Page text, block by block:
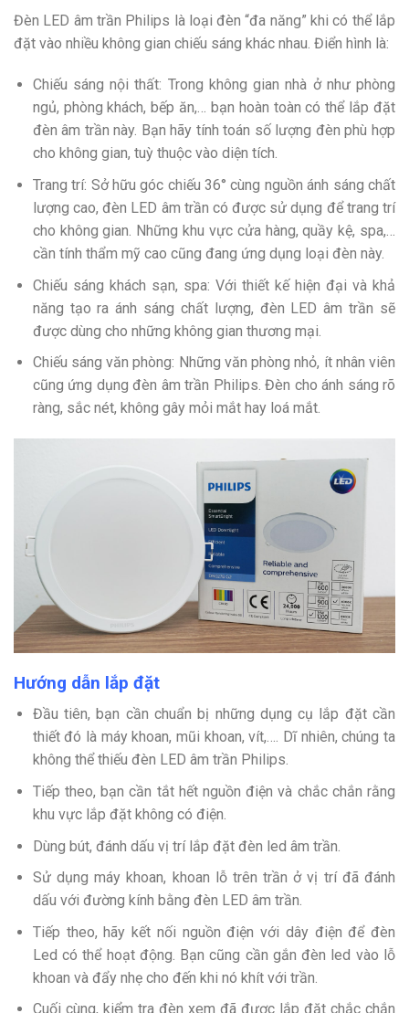
Đèn LED âm trần Philips là loại đèn “đa năng” khi có thể lắp
đặt vào nhiều không gian chiếu sáng khác nhau. Điển hình là:
Chiếu sáng nội thất: Trong không gian nhà ở như phòng
ngủ, phòng khách, bếp ăn,… bạn hoàn toàn có thể lắp đặt
đèn âm trần này. Bạn hãy tính toán số lượng đèn phù hợp
cho không gian, tuỳ thuộc vào diện tích.
Trang trí: Sở hữu góc chiếu 36° cùng nguồn ánh sáng chất
lượng cao, đèn LED âm trần có được sử dụng để trang trí
cho không gian. Những khu vực cửa hàng, quầy kệ, spa,…
cần tính thẩm mỹ cao cũng đang ứng dụng loại đèn này.
Chiếu sáng khách sạn, spa: Với thiết kế hiện đại và khả
năng tạo ra ánh sáng chất lượng, đèn LED âm trần sẽ
được dùng cho những không gian thương mại.
Chiếu sáng văn phòng: Những văn phòng nhỏ, ít nhân viên
cũng ứng dụng đèn âm trần Philips. Đèn cho ánh sáng rõ
ràng, sắc nét, không gây mỏi mắt hay loá mắt.
Hướng dẫn lắp đặt
Đầu tiên, bạn cần chuẩn bị những dụng cụ lắp đặt cần
thiết đó là máy khoan, mũi khoan, vít,…. Dĩ nhiên, chúng ta
không thể thiếu đèn LED âm trần Philips.
Tiếp theo, bạn cần tắt hết nguồn điện và chắc chắn rằng
khu vực lắp đặt không có điện.
Dùng bút, đánh dấu vị trí lắp đặt đèn led âm trần.
Sử dụng máy khoan, khoan lỗ trên trần ở vị trí đã đánh
dấu với đường kính bằng đèn LED âm trần.
Tiếp theo, hãy kết nối nguồn điện với dây điện để đèn
Led có thể hoạt động. Bạn cũng cần gắn đèn led vào lỗ
khoan và đẩy nhẹ cho đến khi nó khít với trần.
Cuối cùng, kiểm tra đèn xem đã được lắp đặt chắc chắn